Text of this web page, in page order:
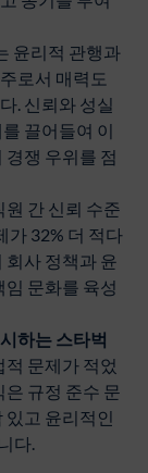
윤리적 관행과
로서 매력도
. 신뢰와 성실
끌어들여 이
경쟁 우위를 점
원 간 신뢰 수준
가 32% 더 적다
회사 정책과 윤
문화를 육성
하는 스타벅
문제가 적었
규정 준수 문
있고 윤리적인
다.